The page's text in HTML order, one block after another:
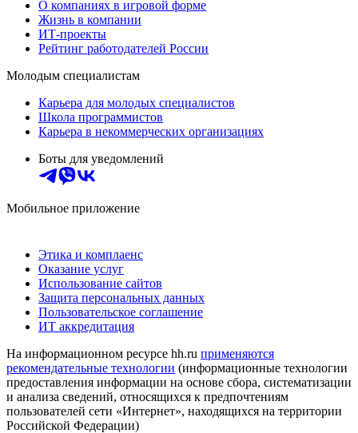
О компаниях в игровой форме
Жизнь в компании
ИТ-проекты
Рейтинг работодателей России
Молодым специалистам
Карьера для молодых специалистов
Школа программистов
Карьера в некоммерческих организациях
Боты для уведомлений
Мобильное приложение
Этика и комплаенс
Оказание услуг
Использование сайтов
Защита персональных данных
Пользовательское соглашение
ИТ аккредитация
На информационном ресурсе hh.ru применяются
рекомендательные технологии (информационные технологии
предоставления информации на основе сбора, систематизации
и анализа сведений, относящихся к предпочтениям
пользователей сети «Интернет», находящихся на территории
Российской Федерации)